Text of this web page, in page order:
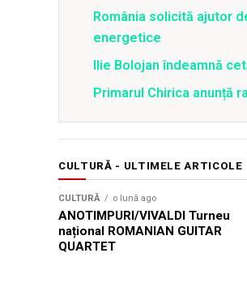
România solicită ajutor
energetice
Ilie Bolojan îndeamnă
Primarul Chirica anunță
CULTURĂ - ULTIMELE ARTICOLE
CULTURĂ o lună ago
ANOTIMPURI/VIVALDI Turneu
național ROMANIAN GUITAR
QUARTET